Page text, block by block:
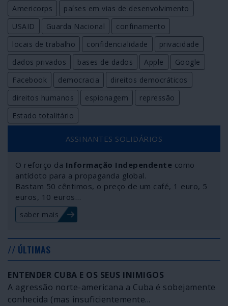
Americorps
países em vias de desenvolvimento
USAID
Guarda Nacional
confinamento
locais de trabalho
confidencialidade
privacidade
dados privados
bases de dados Apple
Google
Facebook
democracia
direitos democráticos
direitos humanos
espionagem
repressão
Estado totalitário
ASSINANTES SOLIDÁRIOS
O reforço da Informação Independente como
antídoto para a propaganda global.
Bastam 50 cêntimos, o preço de um café, 1 euro, 5
euros, 10 euros…
saber mais
// ÚLTIMAS
ENTENDER CUBA E OS SEUS INIMIGOS
A agressão norte-americana a Cuba é sobejamente
conhecida (mas insuficientemente...